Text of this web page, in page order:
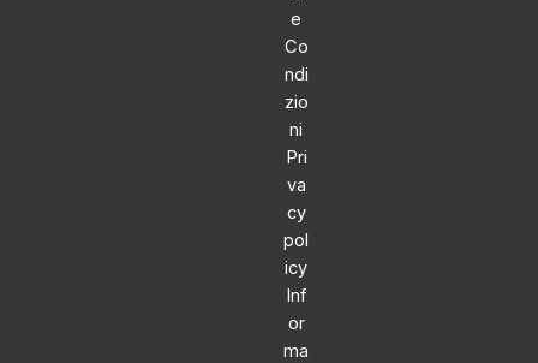
e
Co
ndi
zio
ni
Pri
va
cy
pol
icy
Inf
or
ma